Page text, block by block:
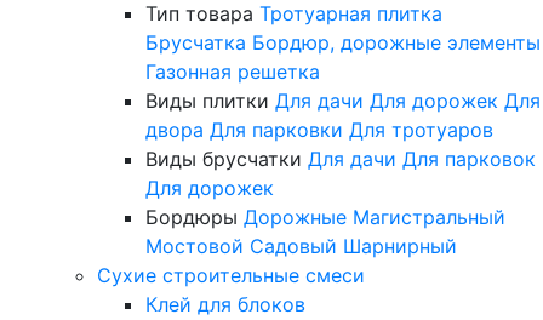
Тип товара Тротуарная плитка
Брусчатка Бордюр, дорожные элементы
Газонная решетка
Виды плитки Для дачи Для дорожек Для
двора Для парковки Для тротуаров
Виды брусчатки Для дачи Для парковок
Для дорожек
Бордюры Дорожные Магистральный
Мостовой Садовый Шарнирный
Сухие строительные смеси
Клей для блоков